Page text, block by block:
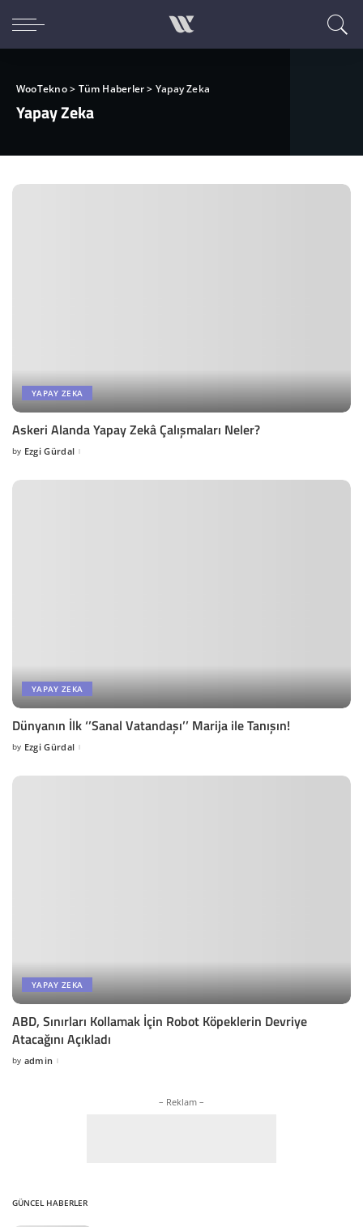
WooTekno> Tüm Haberler> Yapay Zeka
Yapay Zeka
YAPAY ZEKA
Askeri Alanda Yapay Zekâ Çalışmaları Neler?
Posted
by Ezgi Gürdal
YAPAY ZEKA
Dünyanın İlk ‘’Sanal Vatandaşı’’ Marija ile Tanışın!
Posted
by Ezgi Gürdal
YAPAY ZEKA
ABD, Sınırları Kollamak İçin Robot Köpeklerin Devriye
Atacağını Açıkladı
Posted
by admin
– Reklam –
GÜNCEL HABERLER